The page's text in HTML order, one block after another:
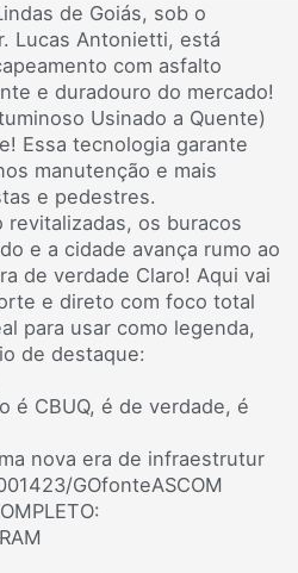
de Goiás, sob o
Lucas Antonietti, está
com asfalto
e duradouro do mercado!
Usinado a Quente)
Essa tecnologia garante
manutenção e mais
e pedestres.
revitalizadas, os buracos
e a cidade avança rumo ao
de verdade Claro! Aqui vai
e direto com foco total
para usar como legenda,
de destaque:
é CBUQ, é de verdade, é
nova era de infraestrutur
GOfonteASCOM